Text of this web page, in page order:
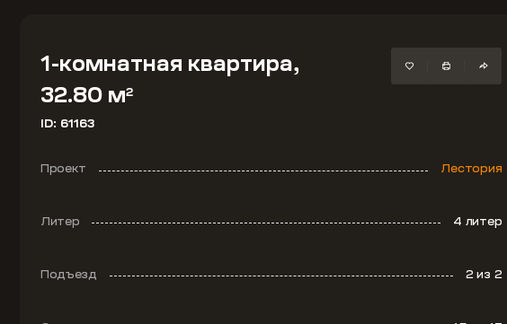
1-комнатная квартира,
32.80 м2
ID: 61163
Проект Лестория
Литер 4 литер
Подъезд 2из 2